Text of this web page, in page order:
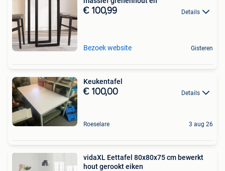
€ 100,99 Details
Bezoek website Gisteren
Keukentafel
€ 100,00 Details
Roeselare 3 aug 26
vidaXL Eettafel 80x80x75 cm bewerkt
hout gerookt eiken